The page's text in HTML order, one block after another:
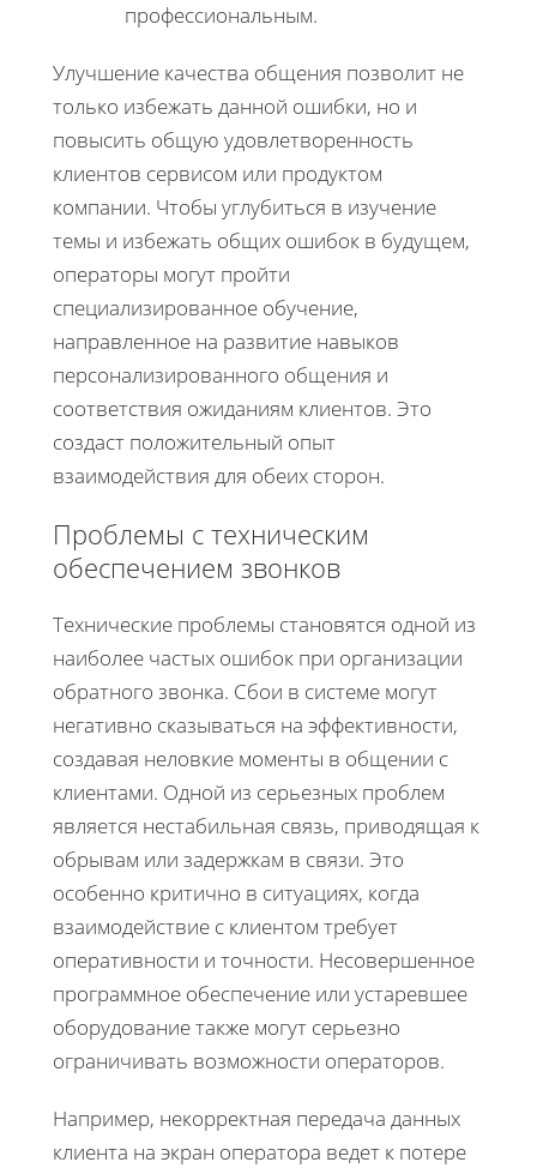
профессиональным.
Улучшение качества общения позволит не
только избежать данной ошибки, но и
повысить общую удовлетворенность
клиентов сервисом или продуктом
компании. Чтобы углубиться в изучение
темы и избежать общих ошибок в будущем,
операторы могут пройти
специализированное обучение,
направленное на развитие навыков
персонализированного общения и
соответствия ожиданиям клиентов. Это
создаст положительный опыт
взаимодействия для обеих сторон.
Проблемы с техническим
обеспечением звонков
Технические проблемы становятся одной из
наиболее частых ошибок при организации
обратного звонка. Сбои в системе могут
негативно сказываться на эффективности,
создавая неловкие моменты в общении с
клиентами. Одной из серьезных проблем
является нестабильная связь, приводящая к
обрывам или задержкам в связи. Это
особенно критично в ситуациях, когда
взаимодействие с клиентом требует
оперативности и точности. Несовершенное
программное обеспечение или устаревшее
оборудование также могут серьезно
ограничивать возможности операторов.
Например, некорректная передача данных
клиента на экран оператора ведет к потере